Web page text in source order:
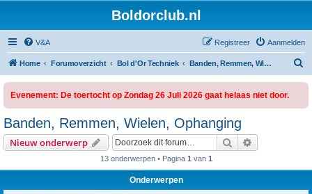
Boldorclub.nl
V&A Aanmelden
Registreer
Home Forumoverzicht Bol d'Or Techniek Banden, Remmen, Wielen, Ophanging
Evenement: De toertocht op Zondag 26 Juli 2026 gaat helaas niet door.
Banden, Remmen, Wielen, Ophanging
Nieuw onderwerp Zoek
13 onderwerpen • Pagina 1 van 1
Onderwerpen